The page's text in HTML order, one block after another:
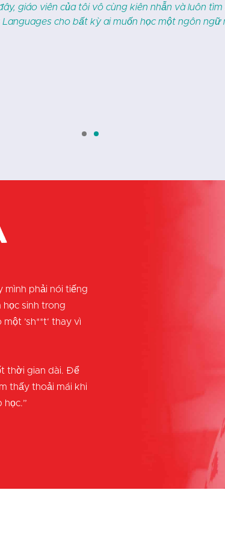
thực sự mong chờ các buổi học và thích làm bài
viên. Có một cảm giác cộng đồng rõ rệt, điều
bao giờ hết.
mình phải nói tiếng
sinh trong
’sh**t‘ thay vì
thời gian dài. Để
thấy thoải mái khi
học.”